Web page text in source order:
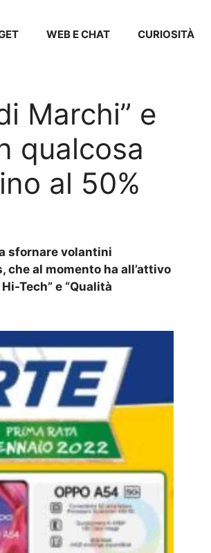
WEB E CHAT CURIOSITÀ
Marchi” e
qualcosa
al 50%
sfornare volantini
al momento ha all’attivo
Tech” e “Qualità